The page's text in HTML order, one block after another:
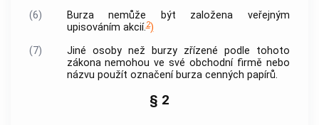
(6)
Burza nemůže být založena veřejným
upisováním akcií.2)
(7)
Jiné osoby než burzy zřízené podle tohoto
zákona nemohou ve své obchodní firmě nebo
názvu použít označení burza cenných papírů.
§ 2